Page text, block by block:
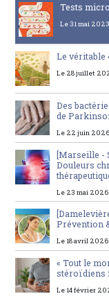
Tests
Le 31 mai 2023
Le véritable
Le 28 juillet
Des
de
Le 22 juin 2026
[Marseille -
Douleurs
Le 23 mai 2026
Prévention
Le 18 avril 2026
« Tout le
stéroïdiens
Le 14 février